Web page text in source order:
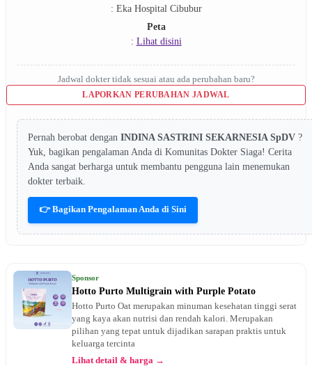
: Eka Hospital Cibubur
Peta
: Lihat disini
Jadwal dokter tidak sesuai atau ada perubahan baru?
LAPORKAN PERUBAHAN JADWAL
Pernah berobat dengan INDINA SASTRINI SEKARNESIA SpDV ?
Yuk, bagikan pengalaman Anda di Komunitas Dokter Siaga! Cerita
Anda sangat berharga untuk membantu pengguna lain menemukan
dokter terbaik.
👉 Bagikan Pengalaman Anda di Sini
Sponsor
Hotto Purto Multigrain with Purple Potato
Hotto Purto Oat merupakan minuman kesehatan tinggi serat
yang kaya akan nutrisi dan rendah kalori. Merupakan
pilihan yang tepat untuk dijadikan sarapan praktis untuk
keluarga tercinta
Lihat detail & harga →